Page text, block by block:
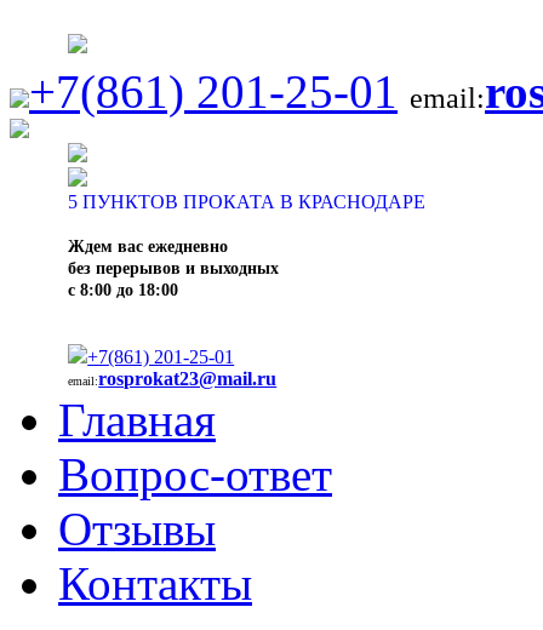
+7(861) 201-25-01 email:
5 ПУНКТОВ ПРОКАТА В КРАСНОДАРЕ
Ждем вас ежедневно
без перерывов и выходных
с 8:00 до 18:00
+7(861) 201-25-01
email:rosprokat23@mail.ru
Главная
Вопрос-ответ
Отзывы
Контакты